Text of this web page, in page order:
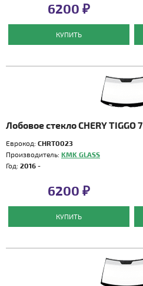
6200 ₽
КУПИТЬ
Лобовое стекло CHERY TIGGO 7
Еврокод: CHRT0023
Производитель: KMK GLASS
Год: 2016 -
6200 ₽
КУПИТЬ